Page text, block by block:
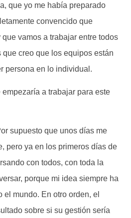
que yo me había preparado
convencido que
vamos a trabajar entre todos
creo que los equipos están
persona en lo individual.
a trabajar para este
supuesto que unos días me
pero ya en los primeros días de
con todos, con toda la
porque mi idea siempre ha
el mundo. En otro orden, el
sobre si su gestión sería